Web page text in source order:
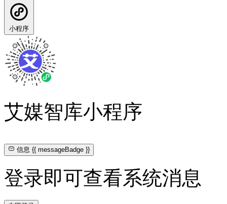
小程序
艾媒智库小程序
信息{{ messageBadge }}
登录即可查看系统消息